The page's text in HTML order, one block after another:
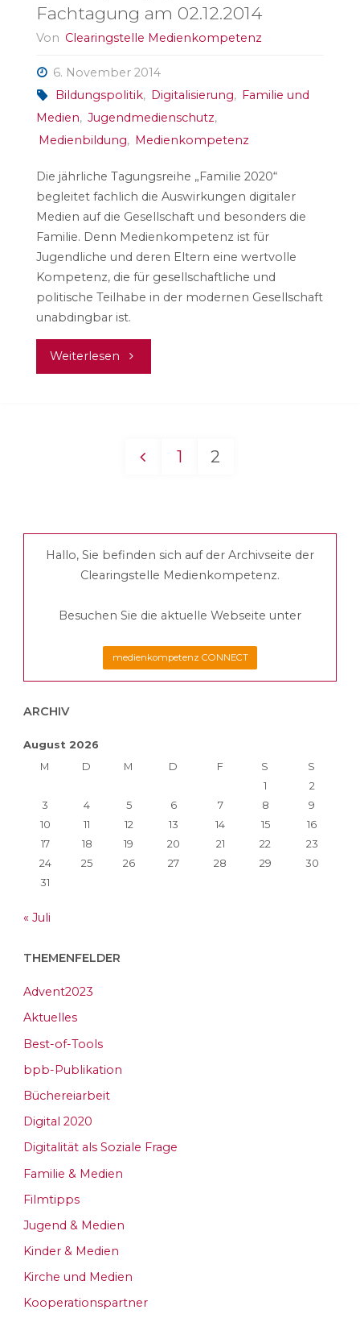
Fachtagung am 02.12.2014
Von Clearingstelle Medienkompetenz
6. November 2014
Bildungspolitik, Digitalisierung, Familie und
Medien, Jugendmedienschutz,
Medienbildung, Medienkompetenz
Die jährliche Tagungsreihe „Familie 2020“
begleitet fachlich die Auswirkungen digitaler
Medien auf die Gesellschaft und besonders die
Familie. Denn Medienkompetenz ist für
Jugendliche und deren Eltern eine wertvolle
Kompetenz, die für gesellschaftliche und
politische Teilhabe in der modernen Gesellschaft
unabdingbar ist.
Weiterlesen "Medienpädagogische
02.12.2014"
der
Beiträge
1 2
Hallo, Sie befinden sich auf der Archivseite der
Clearingstelle Medienkompetenz.
Besuchen Sie die aktuelle Webseite unter
medienkompetenz CONNECT
ARCHIV
August 2026
M
D M D F S
S
1
2
3
4 5 6 7 8
9
10
11 12 13 14 15
16
17
18 19 20 21 22
23
24
25 26 27 28 29
30
31
« Juli
THEMENFELDER
Advent2023
Aktuelles
Best-of-Tools
bpb-Publikation
Büchereiarbeit
Digital 2020
Digitalität als Soziale Frage
Familie & Medien
Filmtipps
Jugend & Medien
Kinder & Medien
Kirche und Medien
Kooperationspartner